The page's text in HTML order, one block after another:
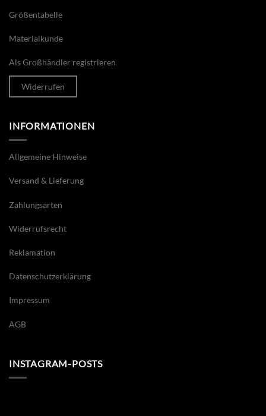
Größentabelle
Materialkunde
Als Großhändler registrieren
Widerrufen
INFORMATIONEN
Allgemeine Hinweise
Versand & Lieferung
Zahlungsarten
Widerrufsrecht
Reklamation
Datenschutzerklärung
Impressum
AGB
INSTAGRAM-POSTS